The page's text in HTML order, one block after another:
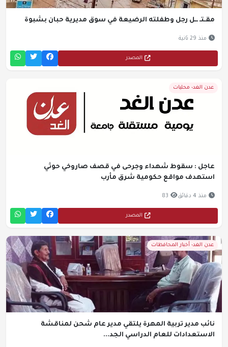
مقـتـ ــل رجل وطفلته الرضيعة في سوق مديرية حبان بشبوة
منذ 29 ثانية
المصدر
عدن الغد- محليات
عاجل : سقوط شهداء وجرحى في قصف صاروخي حوثي
استهدف مواقع حكومية شرق مأرب
منذ 4 دقائق 83
المصدر
عدن الغد- أخبار المحافظات
نائب مدير تربية المهرة يلتقي مدير عام شحن لمناقشة
الاستعدادات للعام الدراسي الجد...